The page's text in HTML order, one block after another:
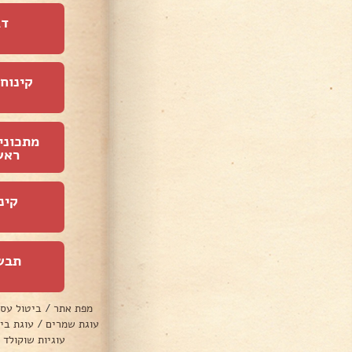
מפת אתר / ביטול
עוגת שמרים / עוגת
עוגיות